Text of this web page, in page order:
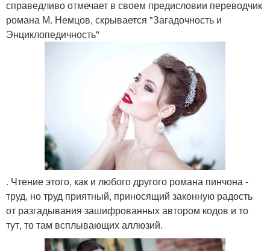
справедливо отмечает в своем предисловии переводчик
романа М. Немцов, скрывается "Загадочность и
Энциклопедичность"
. Чтение этого, как и любого другого романа пинчона -
труд, но труд приятный, приносящий законную радость
от разгадывания зашифрованных автором кодов и то
тут, то там всплывающих аллюзий.